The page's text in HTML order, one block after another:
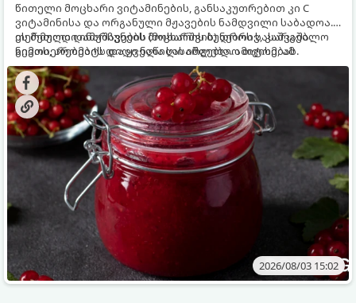
წითელი მოცხარი ვიტამინების, განსაკუთრებით კი C
ვიტამინისა და ორგანული მჟავების ნამდვილი საბადოა.
თერმული დამუშავების (მოხარშვის) დროს სასარგებლო
ნივთიერებების დიდი ნაწილი იშლება. ამიტომ, ამ
კენკრის ზამთრისთვის შესანახად საუკეთესო გზა
„ცოცხალი ჯემის“ მომზადებაა - მოხარშვის გარეშე.
ეს მეთოდი ინარჩუნებს მოცხარის ბუნებრივ, კაშკაშა
გემოს, არომატს და ყველა სასარგებლო თვისებას.
2026/08/03 15:02